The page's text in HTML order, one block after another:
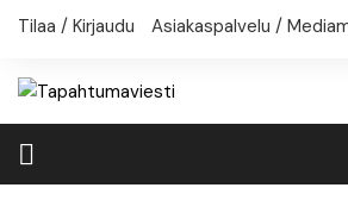
Skip
Tilaa / Kirjaudu Asiakaspalvelu /